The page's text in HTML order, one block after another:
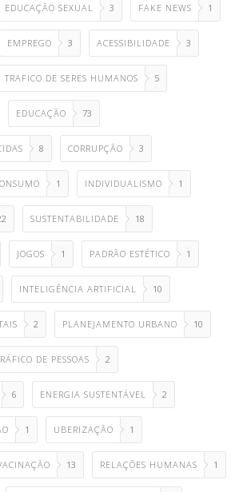
EDUCAÇÃO SEXUAL 3 FAKE NEWS 1
EMPREGO 3 ACESSIBILIDADE 3
TRAFICO DE SERES HUMANOS 5
EDUCAÇÃO 73
8 CORRUPÇÃO 3
1 INDIVIDUALISMO 1
SUSTENTABILIDADE 18
JOGOS 1 PADRÃO ESTÉTICO 1
INTELIGÊNCIA ARTIFICIAL 10
2 PLANEJAMENTO URBANO 10
DE PESSOAS 2
6 ENERGIA SUSTENTÁVEL 2
1 UBERIZAÇÃO 1
13 RELAÇÕES HUMANAS 1